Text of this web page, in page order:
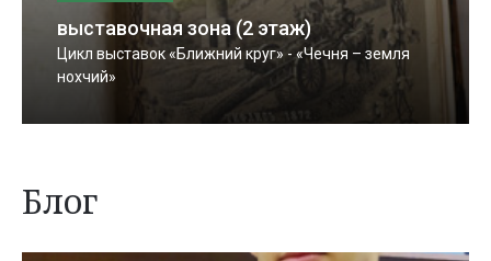
выставочная зона (2 этаж)
Цикл выставок «Ближний круг» - «Чечня – земля
нохчий»
Блог